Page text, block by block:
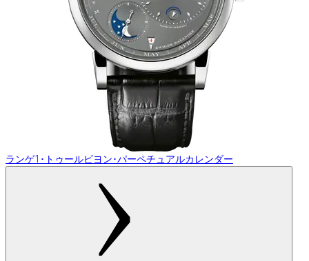
ランゲ1･トゥールビヨン･パーペチュアルカレンダー